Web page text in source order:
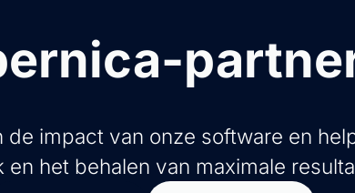
impact van onze software en
en het behalen van maximale